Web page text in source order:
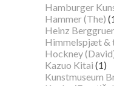
Hamburger
Hammer (The)
Heinz
Himmelspjæt &
Hockney
Kazuo Kitai (1)
Kunstmuseum